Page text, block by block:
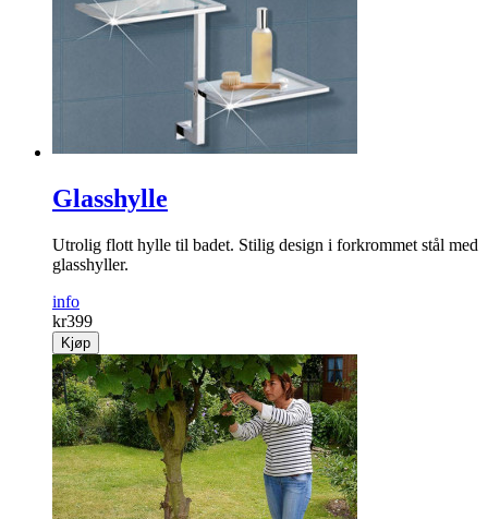
Glasshylle
Utrolig flott hylle til badet. Stilig design i forkrommet stål med
glasshyller.
info
kr399
Kjøp